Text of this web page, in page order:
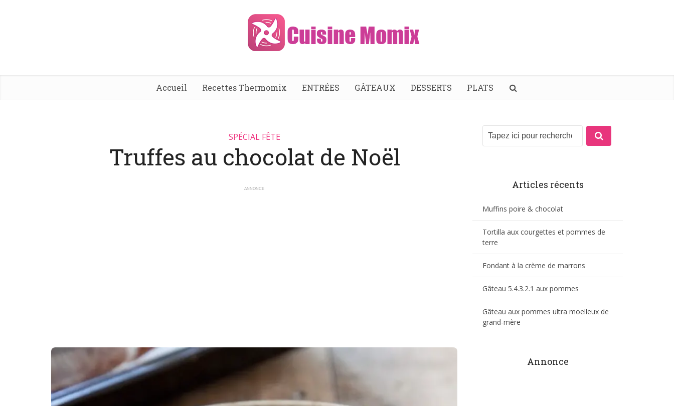
Accueil Recettes Thermomix ENTRÉES GÂTEAUX DESSERTS PLATS
SPÉCIAL FÊTE
Truffes au chocolat de Noël
ANNONCE Articles récents
Muffins poire & chocolat
Tortilla aux courgettes et pommes de
terre
Fondant à la crème de marrons
Gâteau 5.4.3.2.1 aux pommes
Gâteau aux pommes ultra moelleux de
grand-mère
Annonce